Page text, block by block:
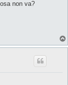
non va?